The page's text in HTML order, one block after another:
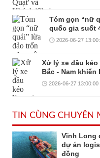
Tóm gọn “nữ
quốc gia suốt
2026-06-27
Xử lý xe đầu
Bắc - Nam
2026-06-27 13:00:00
TIN CÙNG CHUYÊN
Vĩnh Long
dự án
đồng